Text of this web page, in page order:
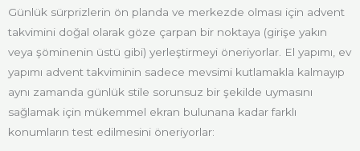
Günlük sürprizlerin ön planda ve merkezde olması için advent
takvimini doğal olarak göze çarpan bir noktaya (girişe yakın
veya şöminenin üstü gibi) yerleştirmeyi öneriyorlar. El yapımı, ev
yapımı advent takviminin sadece mevsimi kutlamakla kalmayıp
aynı zamanda günlük stile sorunsuz bir şekilde uymasını
sağlamak için mükemmel ekran bulunana kadar farklı
konumların test edilmesini öneriyorlar: